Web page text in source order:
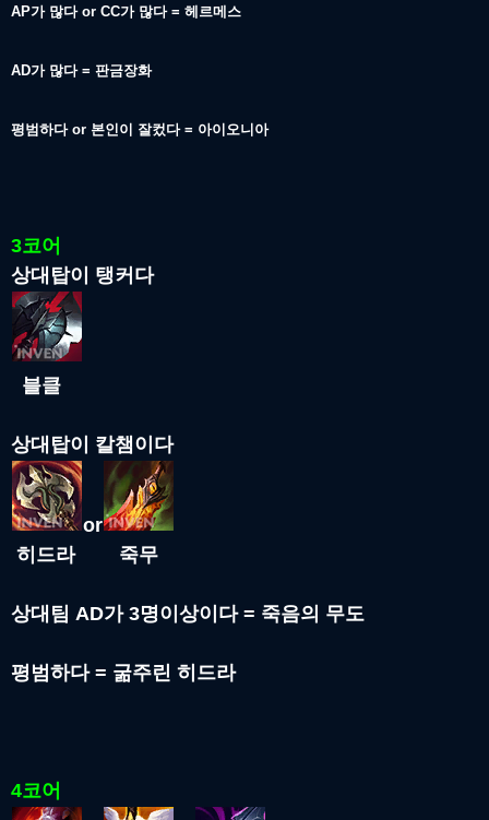
AP가 많다 or CC가 많다 = 헤르메스
AD가 많다 = 판금장화
평범하다 or 본인이 잘컸다 = 아이오니아
3코어
상대탑이 탱커다
블클
상대탑이 칼챔이다
or
히드라 죽무
상대팀 AD가 3명이상이다 = 죽음의 무도
평범하다 = 굶주린 히드라
4코어